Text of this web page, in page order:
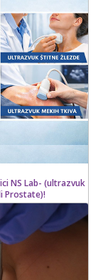
NS Lab- (ultrazvuk
Prostate)!
kom.